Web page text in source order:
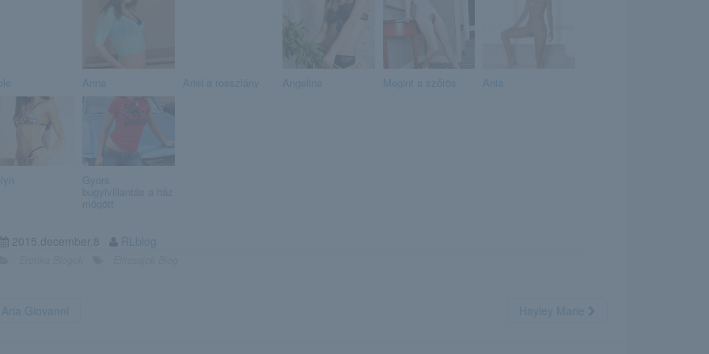
Anna Ariel a rosszlány Angelina Megint a szőrös Ania
Gyors
bugyivillantás a ház
mögött
RLblog
Aria Giovanni Hayley Marie